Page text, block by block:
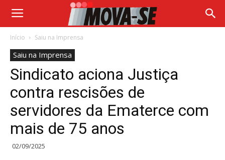
Início Saiu na Imprensa
Saiu na Imprensa
Sindicato aciona Justiça
contra rescisões de
servidores da Ematerce com
mais de 75 anos
02/09/2025